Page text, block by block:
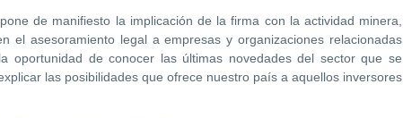
de manifiesto la implicación de la firma con la actividad minera,
el asesoramiento legal a empresas y organizaciones relacionadas
oportunidad de conocer las últimas novedades del sector que se
las posibilidades que ofrece nuestro país a aquellos inversores